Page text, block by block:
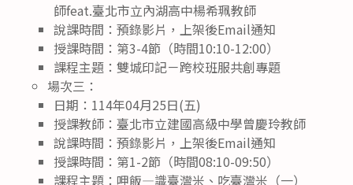
師feat.臺北市立內湖高中楊希珮教師
說課時間：預錄影片，上架後Email通知
授課時間：第3-4節（時間10:10-12:00）
課程主題：雙城印記－跨校班服共創專題
場次三：
日期：114年04月25日(五)
授課教師：臺北市立建國高級中學曾慶玲教師
說課時間：預錄影片，上架後Email通知
授課時間：第1-2節（時間08:10-09:50）
課程主題：呷飯—識臺灣米、吃臺灣米（一）